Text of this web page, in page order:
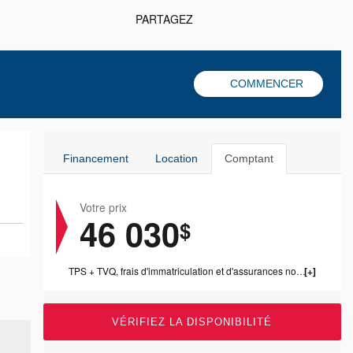
PARTAGEZ
COMMENCER
Financement Location Comptant
Votre prix
46 030$
TPS + TVQ, frais d'immatriculation et d'assurances non inclus.
VÉRIFIEZ LA DISPONIBILITÉ